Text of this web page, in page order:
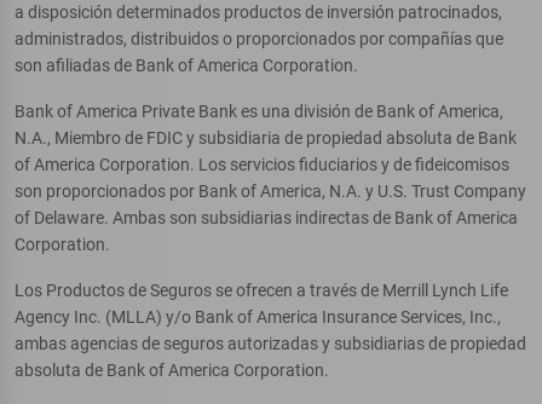
a disposición determinados productos de inversión patrocinados,
administrados, distribuidos o proporcionados por compañías que
son afiliadas de Bank of America Corporation.
Bank of America Private Bank es una división de Bank of America,
N.A., Miembro de FDIC y subsidiaria de propiedad absoluta de Bank
of America Corporation. Los servicios fiduciarios y de fideicomisos
son proporcionados por Bank of America, N.A. y U.S. Trust Company
of Delaware. Ambas son subsidiarias indirectas de Bank of America
Corporation.
Los Productos de Seguros se ofrecen a través de Merrill Lynch Life
Agency Inc. (MLLA) y/o Bank of America Insurance Services, Inc.,
ambas agencias de seguros autorizadas y subsidiarias de propiedad
absoluta de Bank of America Corporation.